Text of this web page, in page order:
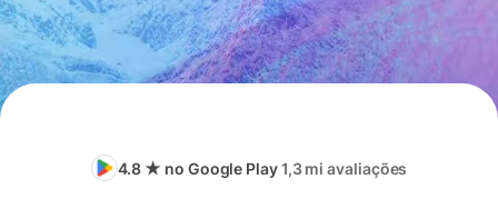
4.8 ★ no Google Play1,3 mi avaliações